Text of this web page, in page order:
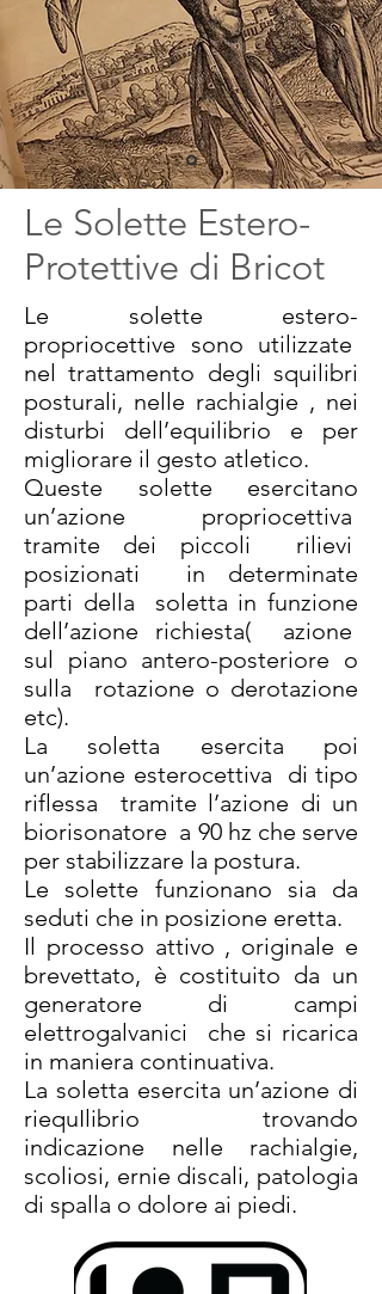
Le Solette Estero-
Protettive di Bricot
Le solette estero-
propriocettive sono utilizzate
nel trattamento degli squilibri
posturali, nelle rachialgie , nei
disturbi dell’equilibrio e per
migliorare il gesto atletico.
Queste solette esercitano
un’azione propriocettiva
tramite dei piccoli rilievi
posizionati in determinate
parti della soletta in funzione
dell’azione richiesta( azione
sul piano antero-posteriore o
sulla rotazione o derotazione
etc).
La soletta esercita poi
un’azione esterocettiva di tipo
riflessa tramite l’azione di un
biorisonatore a 90 hz che serve
per stabilizzare la postura.
Le solette funzionano sia da
seduti che in posizione eretta.
Il processo attivo , originale e
brevettato, è costituito da un
generatore di campi
elettrogalvanici che si ricarica
in maniera continuativa.
La soletta esercita un’azione di
riequIlibrio trovando
indicazione nelle rachialgie,
scoliosi, ernie discali, patologia
di spalla o dolore ai piedi.